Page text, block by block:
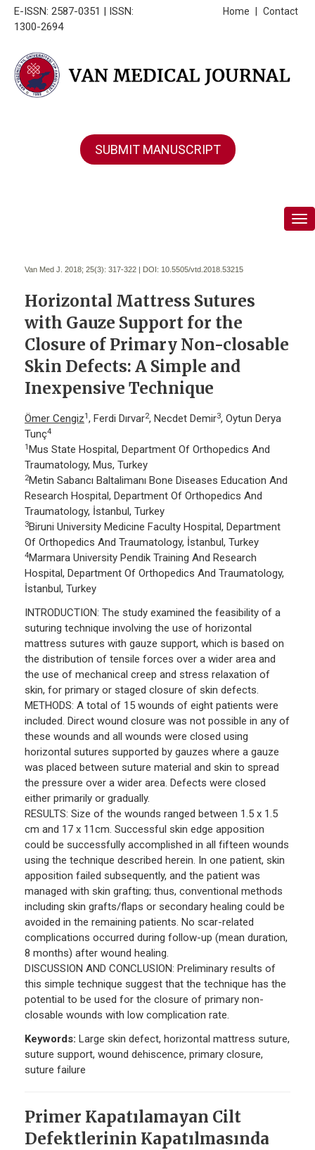
E-ISSN: 2587-0351 | ISSN:
1300-2694
Contact
Home
SUBMIT MANUSCRIPT
Van Med J. 2018; 25(3): 317-322 | DOI: 10.5505/vtd.2018.53215
Horizontal Mattress Sutures
with Gauze Support for the
Closure of Primary Non-closable
Skin Defects: A Simple and
Inexpensive Technique
Ömer Cengiz1, Ferdi Dırvar2, Necdet Demir3, Oytun Derya
Tunç4
1 Mus State Hospital, Department Of Orthopedics And
Traumatology, Mus, Turkey
2Metin Sabancı Baltalimanı Bone Diseases Education And
Research Hospital, Department Of Orthopedics And
Traumatology, İstanbul, Turkey
3Biruni University Medicine Faculty Hospital, Department
Of Orthopedics And Traumatology, İstanbul, Turkey
4Marmara University Pendik Training And Research
Hospital, Department Of Orthopedics And Traumatology,
İstanbul, Turkey
INTRODUCTION: The study examined the feasibility of a
suturing technique involving the use of horizontal
mattress sutures with gauze support, which is based on
the distribution of tensile forces over a wider area and
the use of mechanical creep and stress relaxation of
skin, for primary or staged closure of skin defects.
METHODS: A total of 15 wounds of eight patients were
included. Direct wound closure was not possible in any of
these wounds and all wounds were closed using
horizontal sutures supported by gauzes where a gauze
was placed between suture material and skin to spread
the pressure over a wider area. Defects were closed
either primarily or gradually.
RESULTS: Size of the wounds ranged between 1.5 x 1.5
cm and 17 x 11cm. Successful skin edge apposition
could be successfully accomplished in all fifteen wounds
using the technique described herein. In one patient, skin
apposition failed subsequently, and the patient was
managed with skin grafting; thus, conventional methods
including skin grafts/flaps or secondary healing could be
avoided in the remaining patients. No scar-related
complications occurred during follow-up (mean duration,
8 months) after wound healing.
DISCUSSION AND CONCLUSION: Preliminary results of
this simple technique suggest that the technique has the
potential to be used for the closure of primary non-
closable wounds with low complication rate.
Keywords: Large skin defect, horizontal mattress suture,
suture support, wound dehiscence, primary closure,
suture failure
Primer Kapatılamayan Cilt
Defektlerinin Kapatılmasında